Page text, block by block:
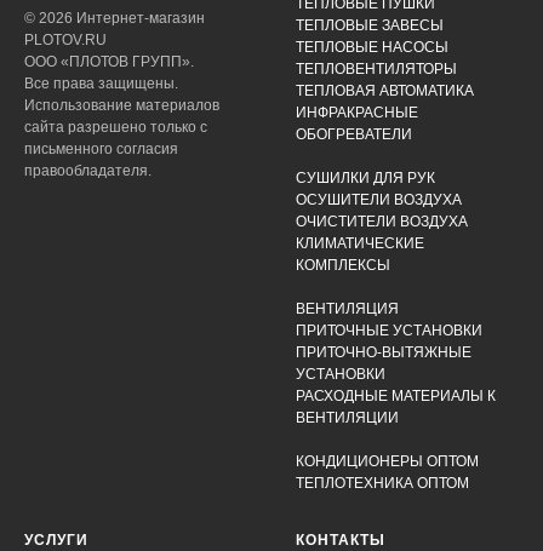
© 2026 Интернет-магазин
PLOTOV.RU
ООО «ПЛОТОВ ГРУПП».
Все права защищены.
Использование материалов
сайта разрешено только с
письменного согласия
правообладателя.
ТЕПЛОВЫЕ ПУШКИ
ТЕПЛОВЫЕ ЗАВЕСЫ
ТЕПЛОВЫЕ НАСОСЫ
ТЕПЛОВЕНТИЛЯТОРЫ
ТЕПЛОВАЯ АВТОМАТИКА
ИНФРАКРАСНЫЕ
ОБОГРЕВАТЕЛИ
СУШИЛКИ ДЛЯ РУК
ОСУШИТЕЛИ ВОЗДУХА
ОЧИСТИТЕЛИ ВОЗДУХА
КЛИМАТИЧЕСКИЕ
КОМПЛЕКСЫ
ВЕНТИЛЯЦИЯ
ПРИТОЧНЫЕ УСТАНОВКИ
ПРИТОЧНО-ВЫТЯЖНЫЕ
УСТАНОВКИ
РАСХОДНЫЕ МАТЕРИАЛЫ К
ВЕНТИЛЯЦИИ
КОНДИЦИОНЕРЫ ОПТОМ
ТЕПЛОТЕХНИКА ОПТОМ
УСЛУГИ КОНТАКТЫ